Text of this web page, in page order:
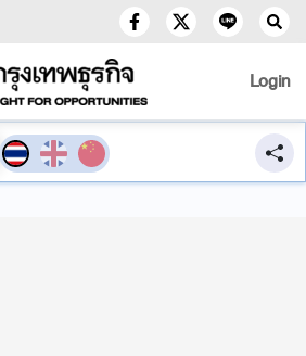
Login
งอ่าน